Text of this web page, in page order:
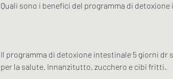
Quali sono i benefici del programma di
Il programma di detoxione intestinale 5 giorni dr
per la salute. Innanzitutto, zucchero e cibi fritti.